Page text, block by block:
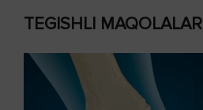
TEGISHLI MAQOLALAR